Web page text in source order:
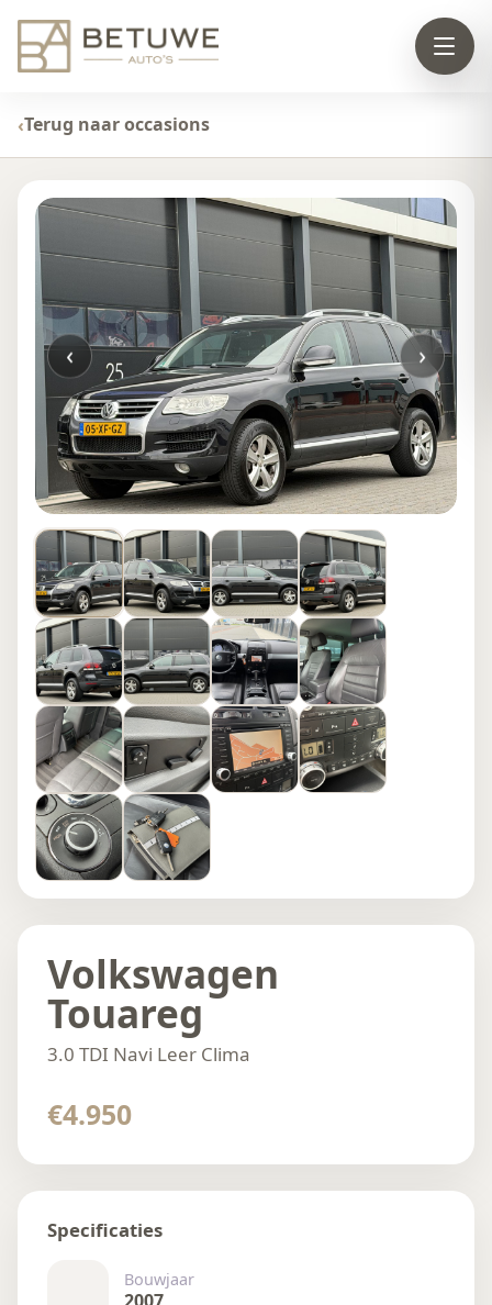
Terug naar occasions
‹ ›
Volkswagen
Touareg
3.0 TDI Navi Leer Clima
€4.950
Specificaties
Bouwjaar